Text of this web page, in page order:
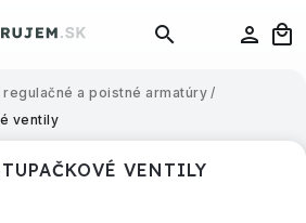
regulačné a poistné armatúry /
ventily
VENTILY